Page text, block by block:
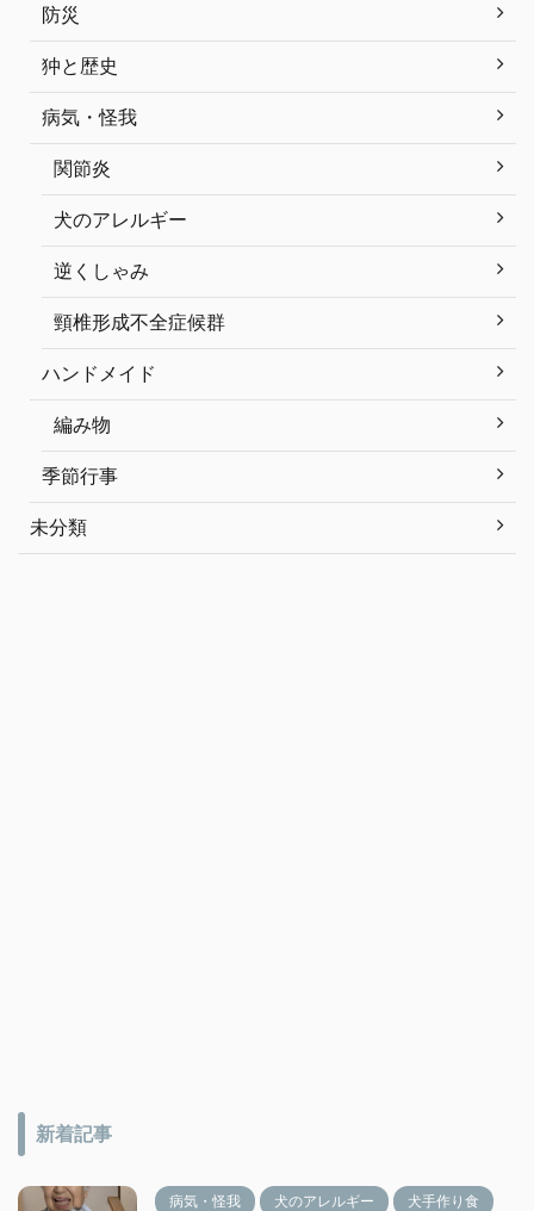
防災
狆と歴史
病気・怪我
関節炎
犬のアレルギー
逆くしゃみ
頸椎形成不全症候群
ハンドメイド
編み物
季節行事
未分類
新着記事
病気・怪我 犬のアレルギー 犬手作り食